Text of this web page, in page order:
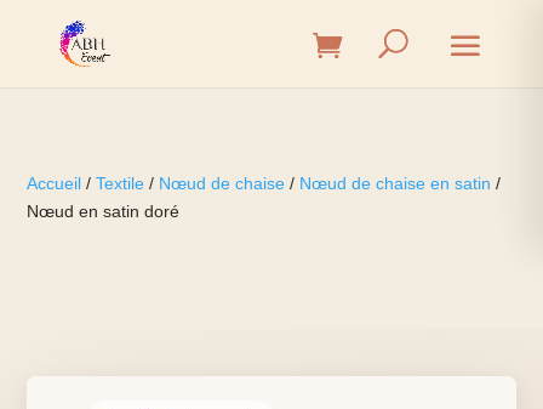
Accueil /Textile / Nœud de chaise / Nœud de chaise en satin /
Nœud en satin doré